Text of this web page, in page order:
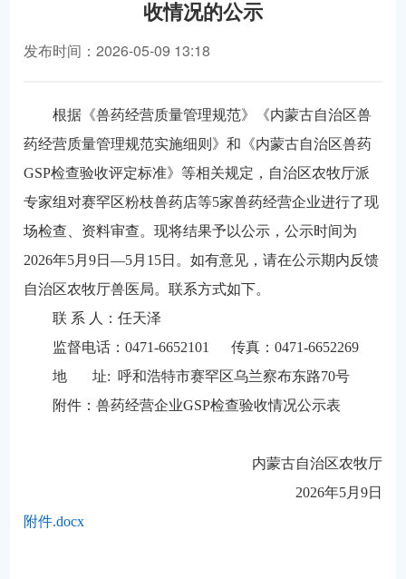
收情况的公示
发布时间：2026-05-09 13:18
根据《兽药经营质量管理规范》《内蒙古自治区兽
药经营质量管理规范实施细则》和《内蒙古自治区兽药
GSP检查验收评定标准》等相关规定，自治区农牧厅派
专家组对赛罕区粉枝兽药店等5家兽药经营企业进行了现
场检查、资料审查。现将结果予以公示，公示时间为
2026年5月9日—5月15日。如有意见，请在公示期内反馈
自治区农牧厅兽医局。联系方式如下。
联 系 人：任天泽
监督电话：0471-6652101 传真：0471-6652269
地 址: 呼和浩特市赛罕区乌兰察布东路70号
附件：兽药经营企业GSP检查验收情况公示表
内蒙古自治区农牧厅
2026年5月9日
附件.docx